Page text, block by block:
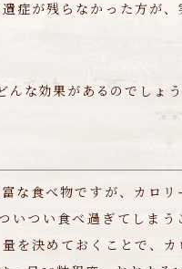
症が残らなかった方が、
な効果があるのでしょう
な食べ物ですが、カロリ
いつい食べ過ぎてしまう
を決めておくことで、カ